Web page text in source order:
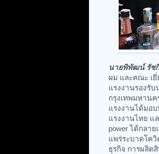
นายพิพัฒน์ รัชกิ
ผม และคณะ เ
แรงงานรองรั
กรุงเทพมหาน
แรงงานได้มอ
แรงงานไทย แ
power ได้กลา
แพร่ระบาดโควิ
ธุรกิจ การผลิต